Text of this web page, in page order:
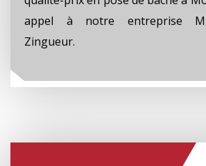
appel à notre entreprise
Zingueur.